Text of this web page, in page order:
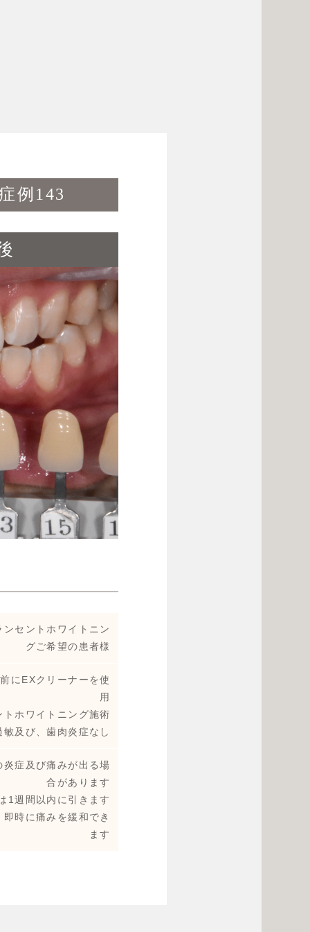
143
セントホワイトニン
グご希望の患者様
にEXクリーナーを使
用
トホワイトニング施術
及び、歯肉炎症なし
症及び痛みが出る場
合があります
1週間以内に引きます
時に痛みを緩和でき
ます